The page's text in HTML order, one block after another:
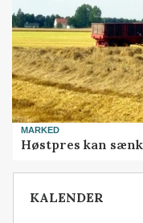
MARKED
Høstpres kan
KALENDER